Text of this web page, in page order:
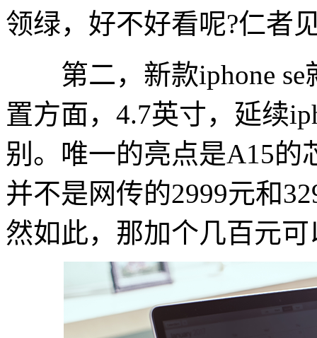
领绿，好不好看呢?仁者
第二，新款iphone se
置方面，4.7英寸，延续
别。唯一的亮点是A15的
并不是网传的2999元和
然如此，那加个几百元